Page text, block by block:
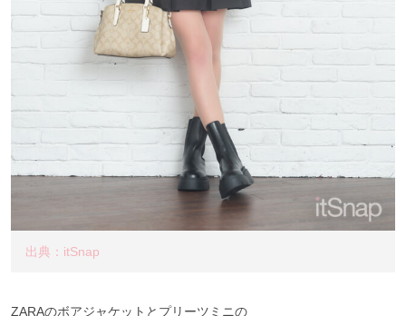
出典：itSnap
ZARAのボアジャケットとプリーツミニの